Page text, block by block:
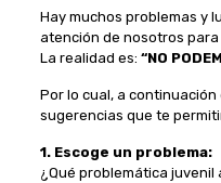
Hay muchos problemas y
atención de nosotros
La realidad es: “NO
Por lo cual, a
sugerencias que te
1. Escoge un problema:
¿Qué problemática juvenil